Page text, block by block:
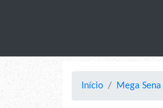
Início Mega Sena